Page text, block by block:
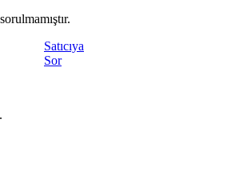
Satıcıya
Sor